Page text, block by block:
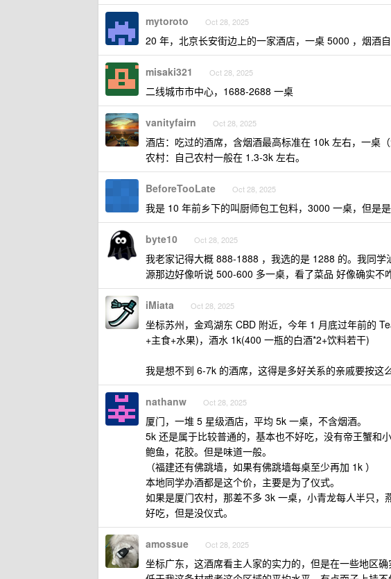
mytoroto Oct 28, 2025
20 年，北京长安街边上的一家酒店，一桌 5000 ，烟酒
misaki321 Oct 28, 2025
二线城市市中心，1688-2688 一桌
vanityfairn Oct 28, 2025
酒店：吃过的酒席，含烟酒最高标准在 10k 左右，一桌
农村：自己农村一般在 1.3-3k 左右。
BeforeTooLate Oct 28, 2025
我是 10 年前乡下的叫厨师包工包料，3000 一桌，但是
byte10 Oct 28, 2025
我老家记得大概 888-1888 ，我选的是 1288 的。我同
源那边好像听说 500-600 多一桌，看了菜品 好像确实不
iMiata Oct 28, 2025
坐标苏州，金鸡湖东 CBD 附近，今年 1 月底过年前的
+主食+水果)，酒水 1k(400 一瓶的白酒*2+饮料若干)
我是想不到 6-7k 的酒席，这得是多好关系的亲戚要按这
nathanw Oct 28, 2025
厦门，一堆 5 星级酒店，平均 5k 一桌，不含烟酒。
5k 还是属于比较普通的，基本也不好吃，没有帝王蟹和
鲍鱼，花胶。但是味道一般。
（福建还有佛跳墙，如果有佛跳墙每桌至少再加 1k ）
本地同学办酒都是这个价，主要是为了仪式。
如果是厦门农村，那差不多 3k 一桌，小青龙每人半只
好吃，但是没仪式。
amossue Oct 28, 2025
坐标广东，这酒席看主人家的实力的，但是在一些地区